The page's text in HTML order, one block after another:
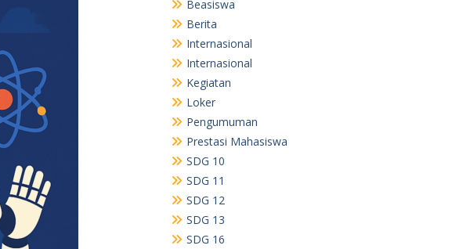
Beasiswa
Berita
Internasional
Internasional
Kegiatan
Loker
Pengumuman
Prestasi Mahasiswa
SDG 10
SDG 11
SDG 12
SDG 13
SDG 16